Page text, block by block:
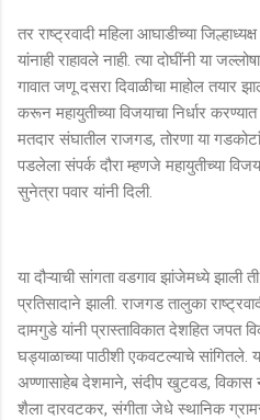
तर राष्ट्रवादी महिला आघाडीच्या
यांनाही राहावले नाही. त्या दोघींनी या
गावात जणू दसरा दिवाळीचा माहोल तयार
करून महायुतीच्या विजयाचा निर्धार
मतदार संघातील राजगड, तोरणा या
पडलेला संपर्क दौरा म्हणजे महायुतीच्या
सुनेत्रा पवार यांनी दिली.
या दौऱ्याची सांगता वडगाव झांजेमध्ये
प्रतिसादाने झाली. राजगड तालुका
दामगुडे यांनी प्रास्ताविकात देशहित जपत
घड्याळाच्या पाठीशी एकवटल्याचे सांगितले.
अण्णासाहेब देशमाने, संदीप खुटवड, विकास
शैला दारवटकर, संगीता जेधे स्थानिक